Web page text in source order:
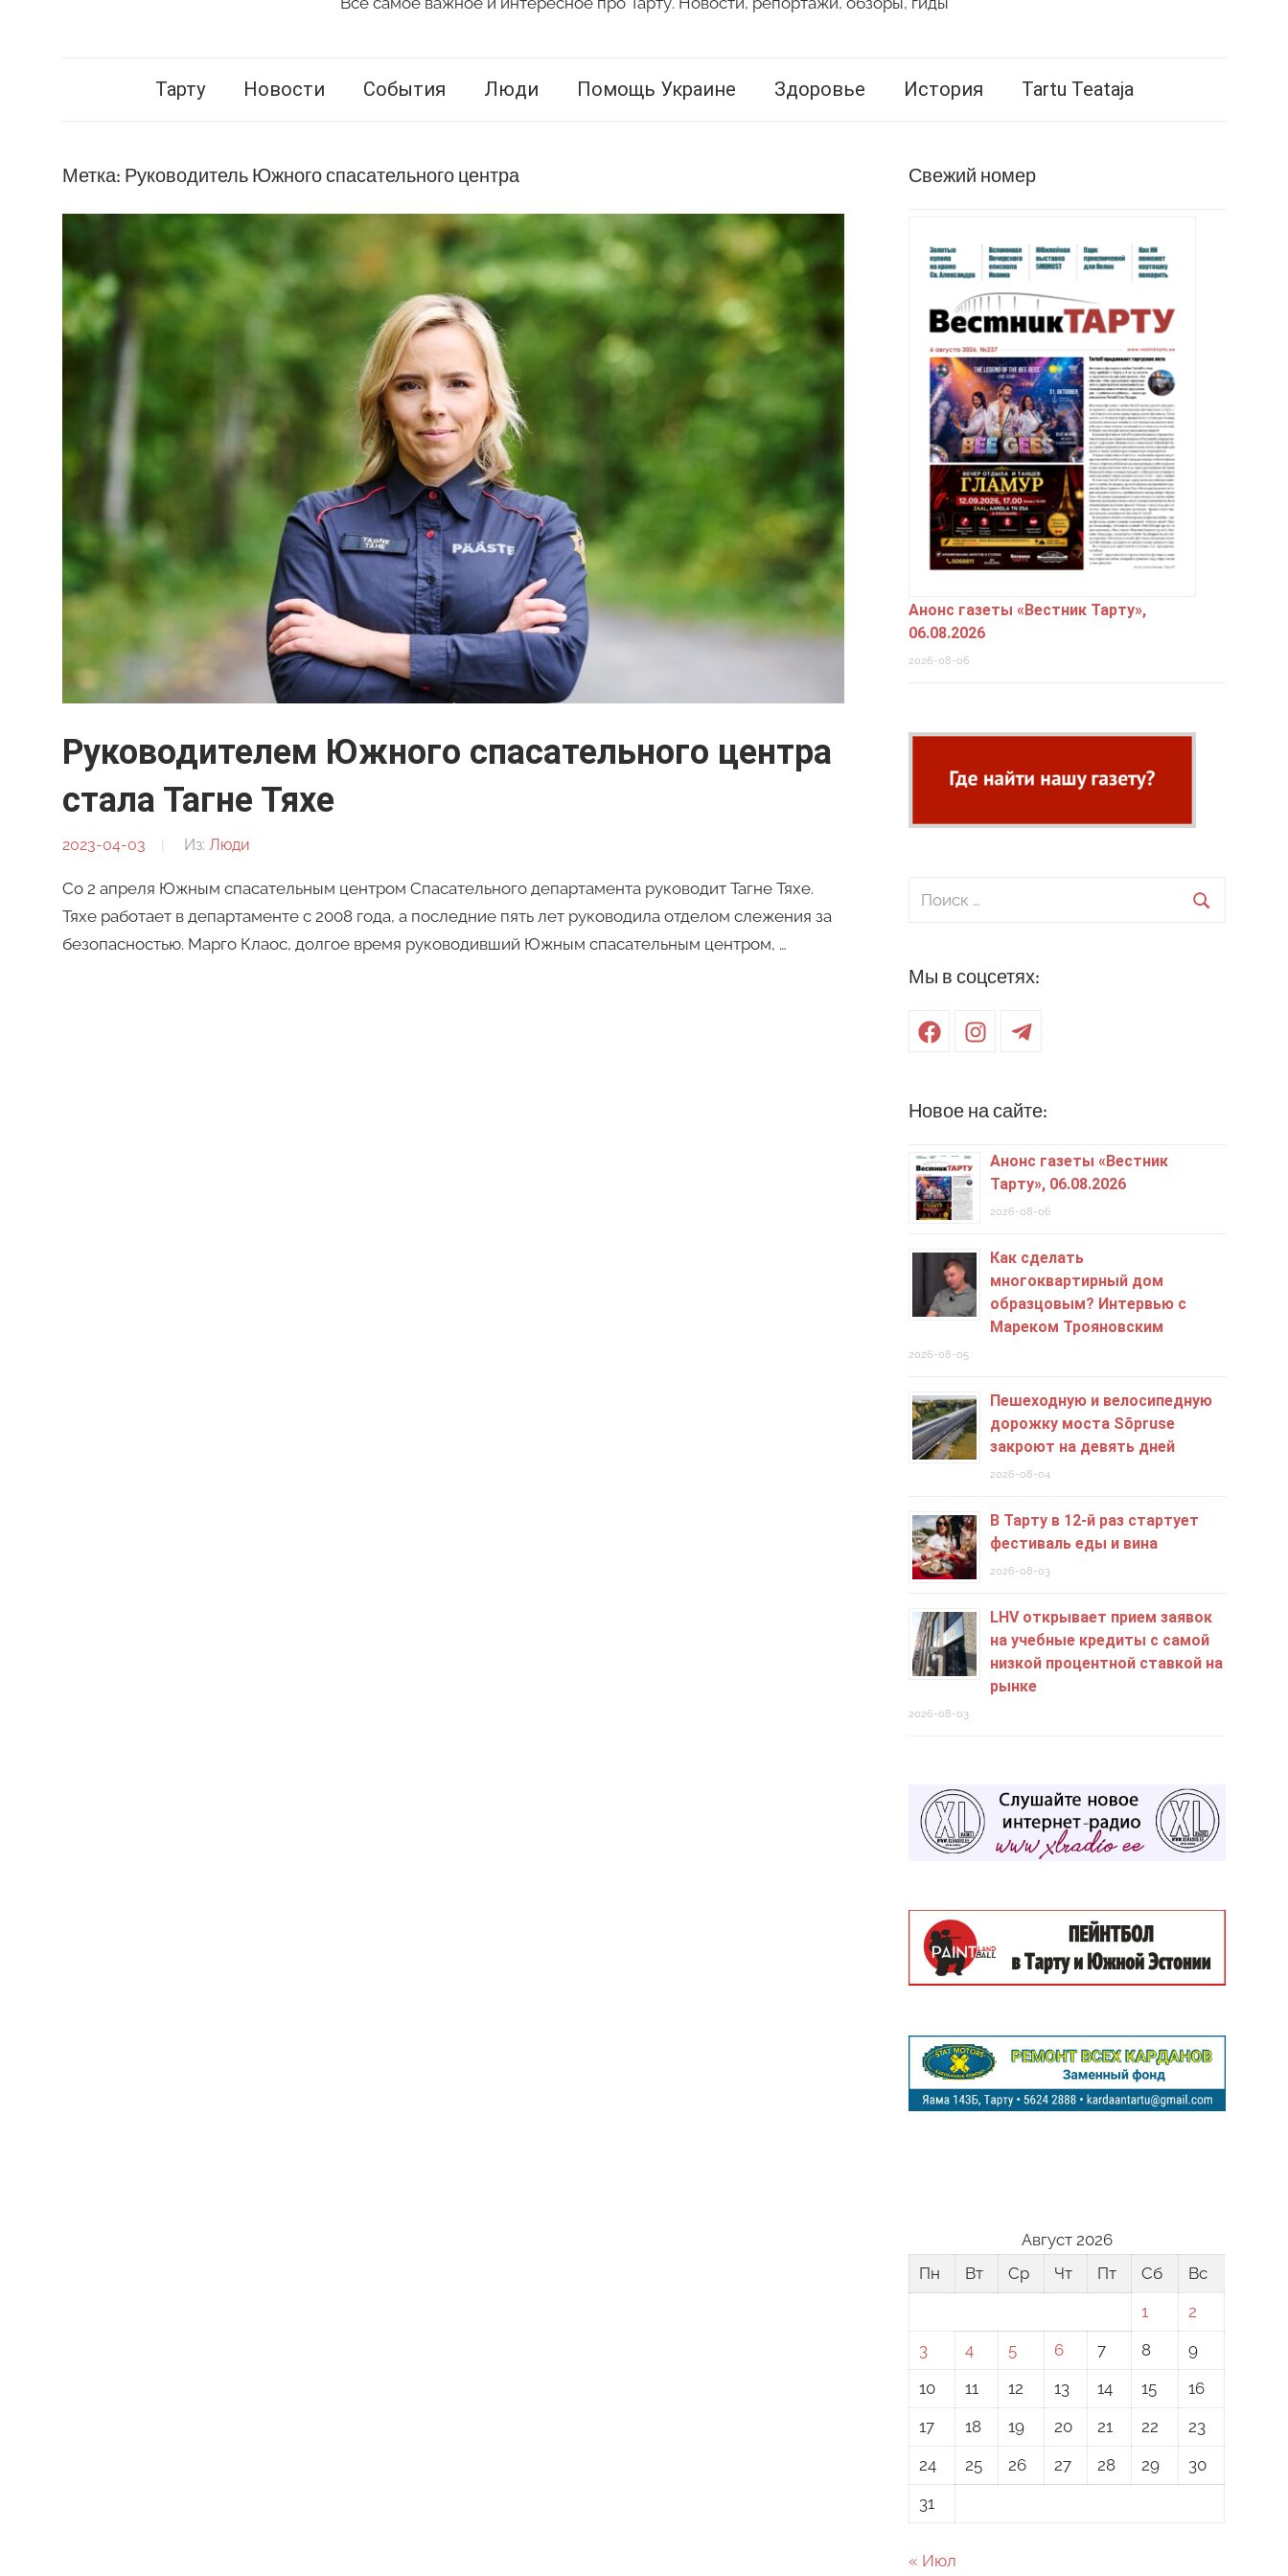
TartuТарту Новости События Люди Помощь Украине Здоровье История Tartu Teataja
Метка: Руководитель Южного спасательного центра
Руководителем Южного спасательного центра
стала Тагне Тяхе
2023-04-03
От:
Из: Люди
Со 2 апреля Южным спасательным центром Спасательного департамента руководит Тагне Тяхе.
Тяхе работает в департаменте с 2008 года, а последние пять лет руководила отделом слежения за
безопасностью. Марго Клаос, долгое время руководивший Южным спасательным центром, …
Свежий номер
Анонс газеты «Вестник Тарту»,
06.08.2026
2026-08-06
Поиск
Мы в соцсетях:
FacebookInstagramTelegram
Новое на сайте:
Анонс газеты «Вестник
Тарту», 06.08.2026
2026-08-06
Как сделать
многоквартирный дом
образцовым? Интервью с
Мареком Трояновским
2026-08-05
Пешеходную и велосипедную
дорожку моста Sõpruse
закроют на девять дней
2026-08-04
В Тарту в 12-й раз стартует
фестиваль еды и вина
2026-08-03
LHV открывает прием заявок
на учебные кредиты c самой
низкой процентной ставкой на
рынке
2026-08-03
Август 2026
Пн
Вт Ср Чт Пт Сб
Вс
1
2
3
4 5 6 7 8
9
10
11 12 13 14 15
16
17
18 19 20 21 22
23
24
25 26 27 28 29
30
31
« Июл